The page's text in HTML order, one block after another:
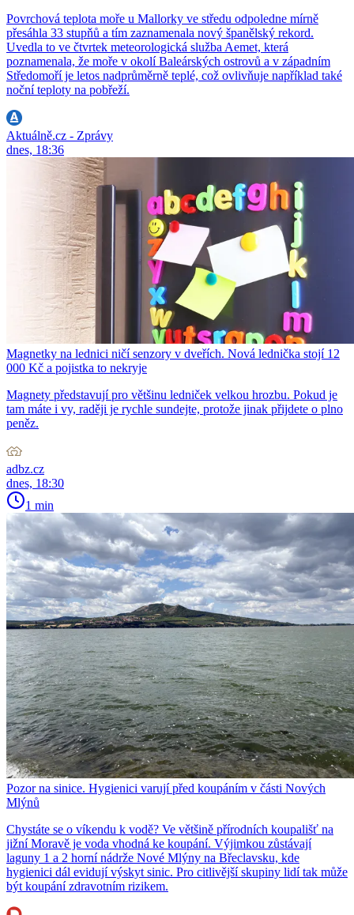
Povrchová teplota moře u Mallorky ve středu odpoledne mírně
přesáhla 33 stupňů a tím zaznamenala nový španělský rekord.
Uvedla to ve čtvrtek meteorologická služba Aemet, která
poznamenala, že moře v okolí Baleárských ostrovů a v západním
Středomoří je letos nadprůměrně teplé, což ovlivňuje například také
noční teploty na pobřeží.
Aktuálně.cz - Zprávy
dnes, 18:36
Magnetky na lednici ničí senzory v dveřích. Nová lednička stojí 12
000 Kč a pojistka to nekryje
Magnety představují pro většinu ledniček velkou hrozbu. Pokud je
tam máte i vy, raději je rychle sundejte, protože jinak přijdete o plno
peněz.
adbz.cz
dnes, 18:30
1 min
Pozor na sinice. Hygienici varují před koupáním v části Nových
Mlýnů
Chystáte se o víkendu k vodě? Ve většině přírodních koupališť na
jižní Moravě je voda vhodná ke koupání. Výjimkou zůstávají
laguny 1 a 2 horní nádrže Nové Mlýny na Břeclavsku, kde
hygienici dál evidují výskyt sinic. Pro citlivější skupiny lidí tak může
být koupání zdravotním rizikem.